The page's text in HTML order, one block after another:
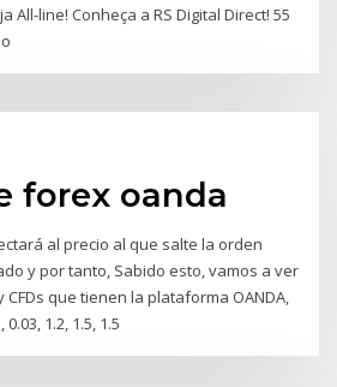
All-line! Conheça a RS Digital Direct! 55
forex oanda
al precio al que salte la orden
y por tanto, Sabido esto, vamos a ver
que tienen la plataforma OANDA,
0.03, 1.2, 1.5, 1.5